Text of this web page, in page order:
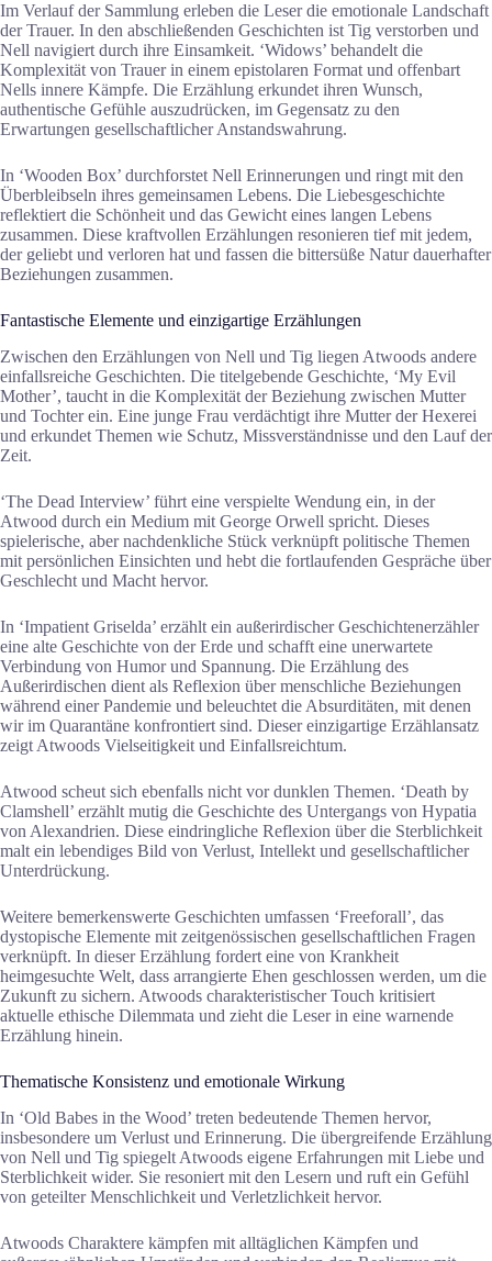
Im Verlauf der Sammlung erleben die Leser die emotionale Landschaft
der Trauer. In den abschließenden Geschichten ist Tig verstorben und
Nell navigiert durch ihre Einsamkeit. ‘Widows’ behandelt die
Komplexität von Trauer in einem epistolaren Format und offenbart
Nells innere Kämpfe. Die Erzählung erkundet ihren Wunsch,
authentische Gefühle auszudrücken, im Gegensatz zu den
Erwartungen gesellschaftlicher Anstandswahrung.
In ‘Wooden Box’ durchforstet Nell Erinnerungen und ringt mit den
Überbleibseln ihres gemeinsamen Lebens. Die Liebesgeschichte
reflektiert die Schönheit und das Gewicht eines langen Lebens
zusammen. Diese kraftvollen Erzählungen resonieren tief mit jedem,
der geliebt und verloren hat und fassen die bittersüße Natur dauerhafter
Beziehungen zusammen.
Fantastische Elemente und einzigartige Erzählungen
Zwischen den Erzählungen von Nell und Tig liegen Atwoods andere
einfallsreiche Geschichten. Die titelgebende Geschichte, ‘My Evil
Mother’, taucht in die Komplexität der Beziehung zwischen Mutter
und Tochter ein. Eine junge Frau verdächtigt ihre Mutter der Hexerei
und erkundet Themen wie Schutz, Missverständnisse und den Lauf der
Zeit.
‘The Dead Interview’ führt eine verspielte Wendung ein, in der
Atwood durch ein Medium mit George Orwell spricht. Dieses
spielerische, aber nachdenkliche Stück verknüpft politische Themen
mit persönlichen Einsichten und hebt die fortlaufenden Gespräche über
Geschlecht und Macht hervor.
In ‘Impatient Griselda’ erzählt ein außerirdischer Geschichtenerzähler
eine alte Geschichte von der Erde und schafft eine unerwartete
Verbindung von Humor und Spannung. Die Erzählung des
Außerirdischen dient als Reflexion über menschliche Beziehungen
während einer Pandemie und beleuchtet die Absurditäten, mit denen
wir im Quarantäne konfrontiert sind. Dieser einzigartige Erzählansatz
zeigt Atwoods Vielseitigkeit und Einfallsreichtum.
Atwood scheut sich ebenfalls nicht vor dunklen Themen. ‘Death by
Clamshell’ erzählt mutig die Geschichte des Untergangs von Hypatia
von Alexandrien. Diese eindringliche Reflexion über die Sterblichkeit
malt ein lebendiges Bild von Verlust, Intellekt und gesellschaftlicher
Unterdrückung.
Weitere bemerkenswerte Geschichten umfassen ‘Freeforall’, das
dystopische Elemente mit zeitgenössischen gesellschaftlichen Fragen
verknüpft. In dieser Erzählung fordert eine von Krankheit
heimgesuchte Welt, dass arrangierte Ehen geschlossen werden, um die
Zukunft zu sichern. Atwoods charakteristischer Touch kritisiert
aktuelle ethische Dilemmata und zieht die Leser in eine warnende
Erzählung hinein.
Thematische Konsistenz und emotionale Wirkung
In ‘Old Babes in the Wood’ treten bedeutende Themen hervor,
insbesondere um Verlust und Erinnerung. Die übergreifende Erzählung
von Nell und Tig spiegelt Atwoods eigene Erfahrungen mit Liebe und
Sterblichkeit wider. Sie resoniert mit den Lesern und ruft ein Gefühl
von geteilter Menschlichkeit und Verletzlichkeit hervor.
Atwoods Charaktere kämpfen mit alltäglichen Kämpfen und